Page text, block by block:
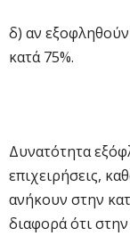
δ) αν
κατά 75%.
Δυνατότητα
επιχειρήσεις,
ανήκουν στην
διαφορά ότι